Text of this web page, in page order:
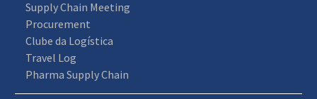
Supply Chain Meeting
Procurement
Clube da Logística
Travel Log
Pharma Supply Chain